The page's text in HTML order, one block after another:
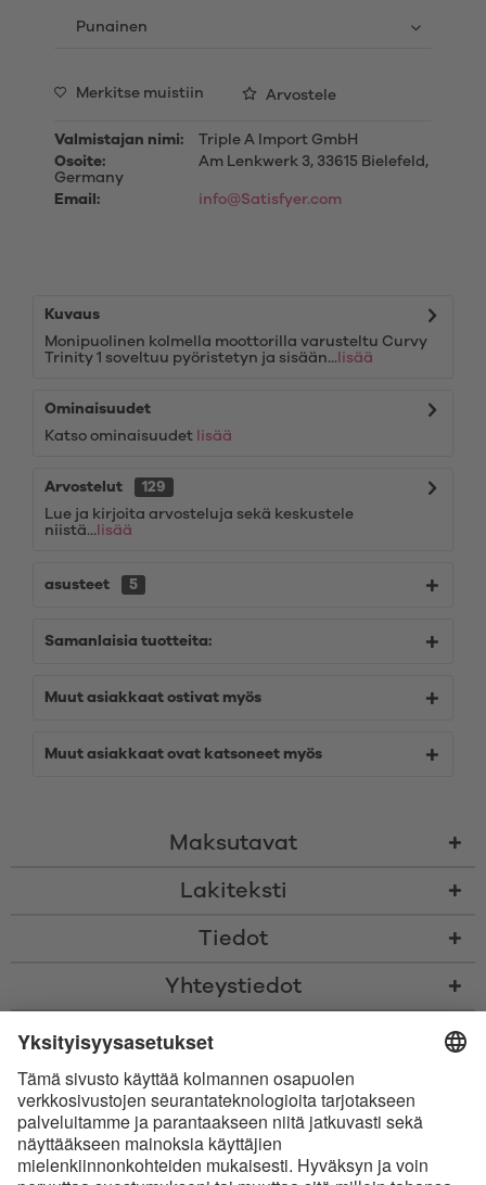
Merkitse muistiin Arvostele
Valmistajan nimi:
Triple A Import GmbH
Osoite:
Am Lenkwerk 3, 33615 Bielefeld,
Germany
Email:
info@Satisfyer.com
Kuvaus
Monipuolinen kolmella moottorilla varusteltu Curvy
Trinity 1 soveltuu pyöristetyn ja sisään... lisää
Ominaisuudet
Katso ominaisuudet lisää
Arvostelut
129
Lue ja kirjoita arvosteluja sekä keskustele
niistä... lisää
asusteet 5
Samanlaisia tuotteita:
Muut asiakkaat ostivat myös
Muut asiakkaat ovat katsoneet myös
Maksutavat
Lakiteksti
Tiedot
Yhteystiedot
sekä
tarvittaessa postiennakkomaksut, ellei toisin ole ilmoitettu
* Bluetooth®-sanamerkki ja logot ovat Bluetooth SIG, Inc.:in omistamia
rekisteröityjä tavaramerkkejä, ja Satisfyer GmbH käyttää niitä
Apple, Apple-logo ja Apple Watch ovat Apple Inc.:in tavaramerkkejä.